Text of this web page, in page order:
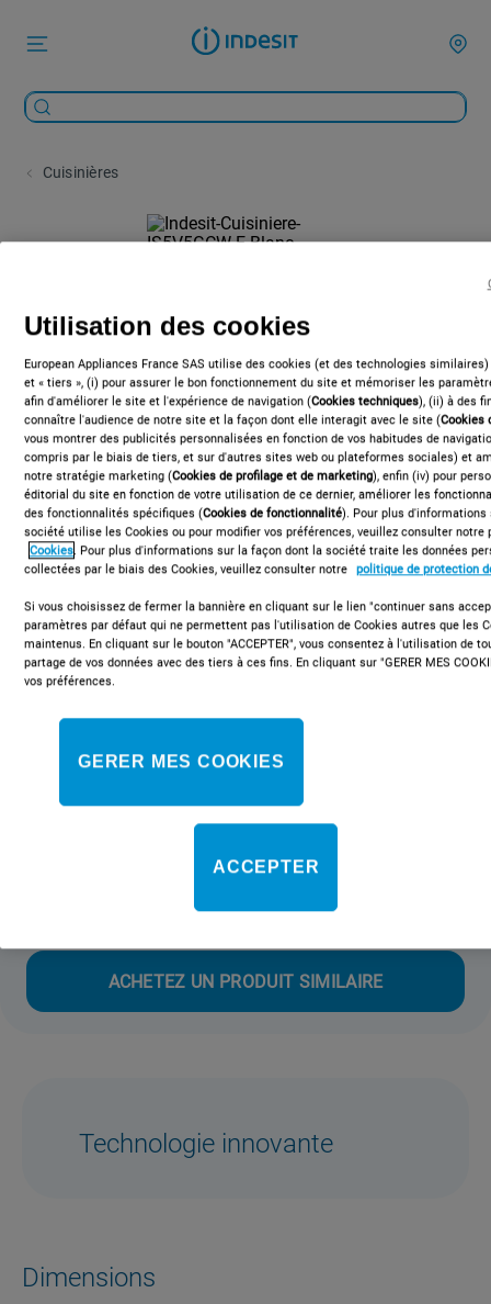
Cuisinières
IS5V5GCW/E
Cuisinière électrique posable Indesit: 50
cm - IS5V5GCW/E
Cette cuisinière posable 50x60 Indesit présente les
Classe énergétique
Cette référence n'est plus disponible
ACHETEZ UN PRODUIT SIMILAIRE
Technologie innovante
Dimensions
Utilisation des cookies
European Appliances France SAS utilise des cookies (et des technologies
et « tiers », (i) pour assurer le bon fonctionnement du site et mémoriser les
afin d'améliorer le site et l'expérience de navigation (Cookies techniques), (ii) à des
connaître l'audience de notre site et la façon dont elle interagit avec le site (Cookies
vous montrer des publicités personnalisées en fonction de vos habitudes de
compris par le biais de tiers, et sur d'autres sites web ou plateformes sociales) et
notre stratégie marketing (Cookies de profilage et de marketing), enfin (iv) pour
éditorial du site en fonction de votre utilisation de ce dernier, améliorer les
des fonctionnalités spécifiques (Cookies de fonctionnalité). Pour plus
société utilise les Cookies ou pour modifier vos préférences, veuillez consulter notre
Cookies. Pour plus d'informations sur la façon dont la société traite les données
collectées par le biais des Cookies, veuillez consulter notre politique de protection
Si vous choisissez de fermer la bannière en cliquant sur le lien "continuer sans
paramètres par défaut qui ne permettent pas l'utilisation de Cookies autres que les
maintenus. En cliquant sur le bouton "ACCEPTER", vous consentez à l'utilisation de
partage de vos données avec des tiers à ces fins. En cliquant sur "GERER MES
vos préférences.
GERER MES COOKIES
ACCEPTER